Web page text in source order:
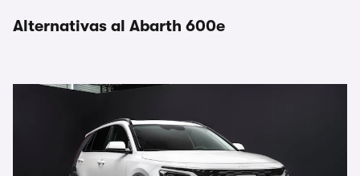
Alternativas al Abarth 600e